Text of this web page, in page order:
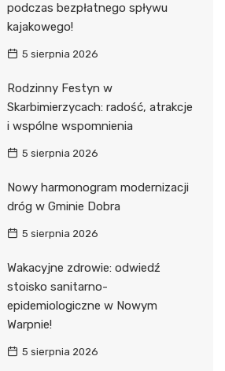
podczas bezpłatnego spływu
kajakowego!
5 sierpnia 2026
Rodzinny Festyn w
Skarbimierzycach: radość, atrakcje
i wspólne wspomnienia
5 sierpnia 2026
Nowy harmonogram modernizacji
dróg w Gminie Dobra
5 sierpnia 2026
Wakacyjne zdrowie: odwiedź
stoisko sanitarno-
epidemiologiczne w Nowym
Warpnie!
5 sierpnia 2026